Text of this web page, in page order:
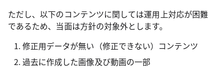
ただし、以下のコンテンツに関しては運用上対応が困難
であるため、当面は方針の対象外とします。
修正用データが無い（修正できない）コンテンツ
過去に作成した画像及び動画の一部